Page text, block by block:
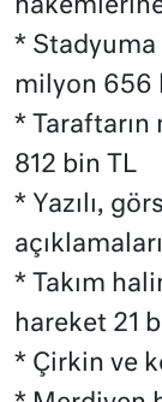
* Stadyuma
milyon 656
* Taraftarın
812 bin TL
* Yazılı,
* Takım
hareket 21
* Çirkin ve